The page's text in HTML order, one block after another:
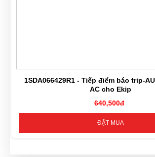
1SDA066429R1 - Tiếp điểm báo trip-
AC cho Ekip
640,500đ
ĐẶT MUA